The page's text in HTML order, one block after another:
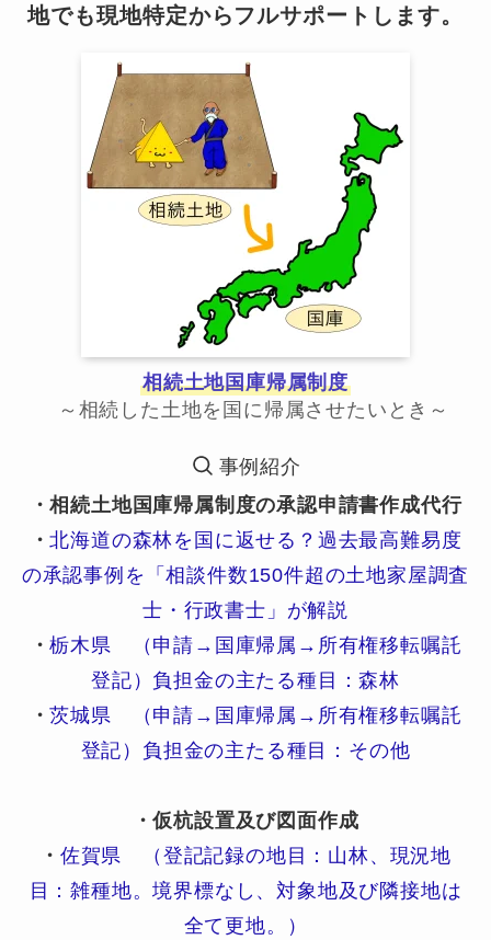
地でも現地特定からフルサポートします。
相続土地国庫帰属制度
～相続した土地を国に帰属させたいとき～
事例紹介
・相続土地国庫帰属制度の承認申請書作成代行
・北海道の森林を国に返せる？過去最高難易度
の承認事例を「相談件数150件超の土地家屋調査
士・行政書士」が解説
・栃木県 （申請→国庫帰属→所有権移転嘱託
登記）負担金の主たる種目：森林
・茨城県 （申請→国庫帰属→所有権移転嘱託
登記）負担金の主たる種目：その他
・仮杭設置及び図面作成
・ 佐賀県 （登記記録の地目：山林、現況地
目：雑種地。境界標なし、対象地及び隣接地は
全て更地。）